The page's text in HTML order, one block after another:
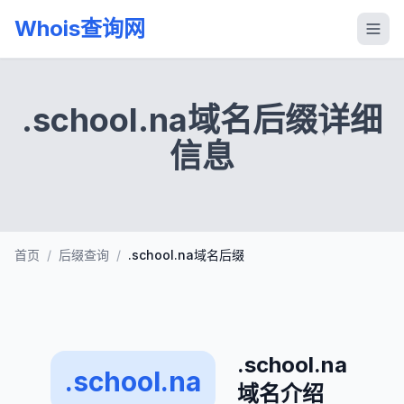
Whois查询网
.school.na域名后缀详细
信息
首页 / 后缀查询 / .school.na域名后缀
.school.na
.school.na
域名介绍